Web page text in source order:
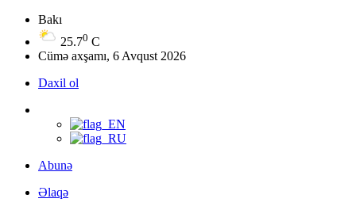
Bakı
25.70 C
Cümə axşamı, 6 Avqust 2026
Daxil ol
Abunə
Əlaqə